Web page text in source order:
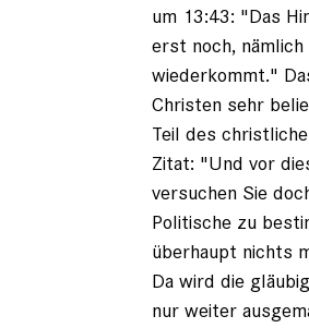
um 13:43: "Das
erst noch, nämlich
wiederkommt."
Christen sehr
Teil des
Zitat: "Und vor
versuchen Sie
Politische zu
überhaupt nichts
Da wird die
nur weiter